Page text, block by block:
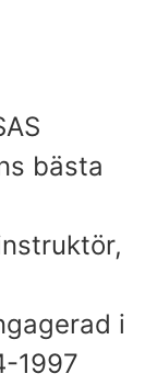
bästa
i
1997